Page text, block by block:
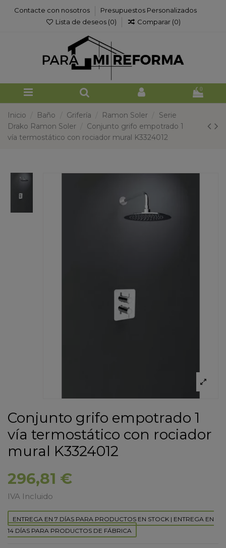
Contacte con nosotros
Presupuestos Personalizados
Lista de deseos (0) Comparar (0)
0
Inicio Baño Grifería Ramon Soler
Serie
Drako Ramon Soler
Conjunto grifo empotrado 1
vía termostático con rociador mural K3324012
Conjunto grifo empotrado 1
vía termostático con rociador
mural K3324012
296,81 €
IVA Incluido
ENTREGA EN 7 DÍAS PARA PRODUCTOS EN STOCK | ENTREGA EN
14 DÍAS PARA PRODUCTOS DE FÁBRICA